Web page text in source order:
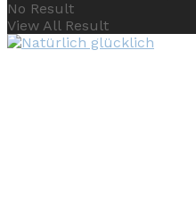
No Result
View All Result